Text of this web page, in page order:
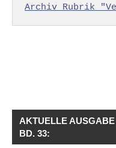
Archiv Rubrik
AKTUELLE
BD. 33: